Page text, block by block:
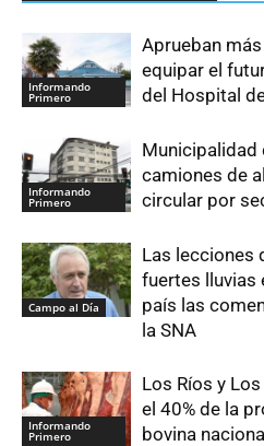
Informando
Primero
Aprueban
equipar el
del Hospital
Informando
Primero
Municipalidad
camiones de
circular por
Campo al Día
Las lecciones
fuertes lluvias
país las
la SNA
Informando
Primero
Los Ríos y
el 40% de la
bovina